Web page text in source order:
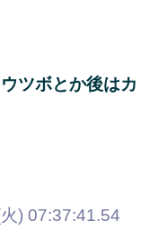
ツボとか後はカ
) 07:37:41.54